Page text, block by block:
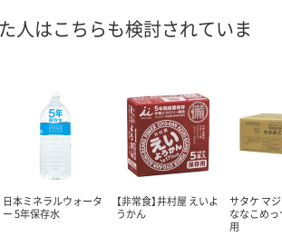
8月28日（金）まで
カゴへ
人はこちらも検討されていま
日本ミネラルウォータ
ー 5年保存水
【非常食】井村屋 えいよ
うかん
サタケ マ
ななこめ
用